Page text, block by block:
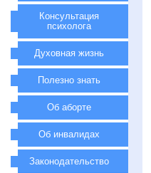
Консультация
психолога
Духовная жизнь
Полезно знать
Об аборте
Об инвалидах
Законодательство